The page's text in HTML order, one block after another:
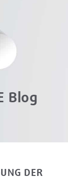
Blog
DER